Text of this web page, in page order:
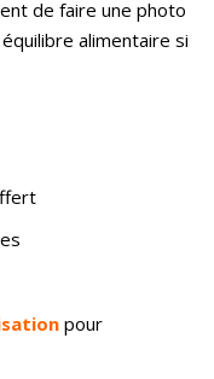
de faire une photo
alimentaire si
pour